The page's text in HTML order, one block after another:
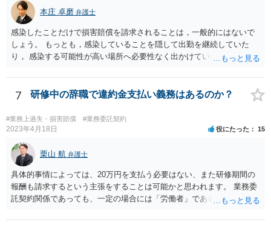
本庄 卓磨 弁護士
感染したことだけで損害賠償を請求されることは，一般的にはないで
しょう。 もっとも，感染していることを隠して出勤を継続していた
り， 感染する可能性が高い場所へ必要性なく出かけていたりした場合
るリスクがあり得ると思います。 もし事業所閉鎖になった場合には損
害が大きくなりますので，注意が必要ですね。
7 研修中の辞職で違約金支払い義務はあるのか？
#業務上過失・損害賠償 #業務委託契約
2023年4月18日 役にたった 15
栗山 航 弁護士
具体的事情によっては、20万円を支払う必要はない、また研修期間の
報酬も請求するという主張をすることは可能かと思われます。 業務委
託契約関係であっても、一定の場合には「労働者」であるとして労働
属性が認められる場合、すなわち、①使用者の指揮監督下において労